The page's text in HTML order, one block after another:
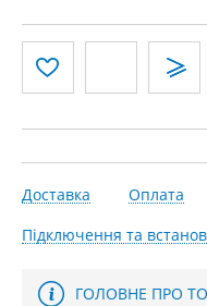
Доставка Оплата
Підключення та
ГОЛОВНЕ ПРО